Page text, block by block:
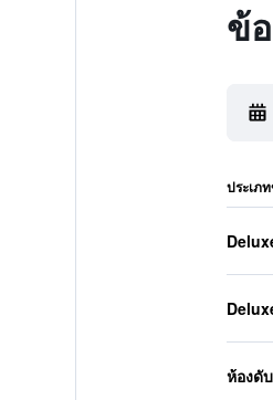
ข้
ประเภ
ห้องดั